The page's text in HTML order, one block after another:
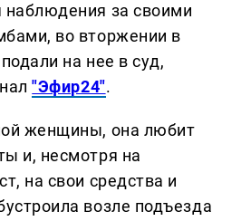
наблюдения за своими
во вторжении в
на нее в суд,
"Эфир24".
женщины, она любит
и, несмотря на
на свои средства и
возле подъезда